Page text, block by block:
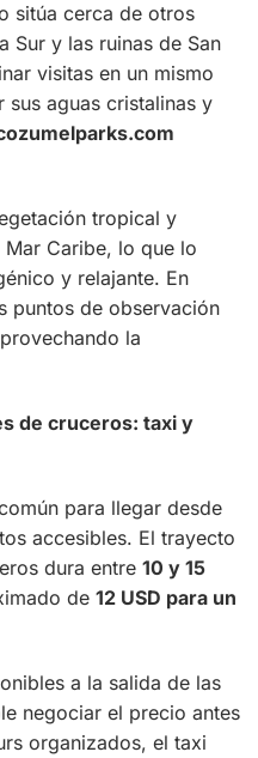
sitúa cerca de otros
Sur y las ruinas de San
visitas en un mismo
aguas cristalinas y
tropical y
Caribe, lo que lo
y relajante. En
puntos de observación
la
de cruceros: taxi y
para llegar desde
accesibles. El trayecto
dura entre 10 y 15
de 12 USD para un
a la salida de las
negociar el precio antes
organizados, el taxi